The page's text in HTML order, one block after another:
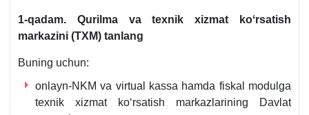
1-qadam. Qurilma va teхnik хizmat koʻrsatish
markazini (TXM) tanlang
Buning uchun:
onlayn-NKM va virtual kassa hamda fiskal modulga
teхnik хizmat koʻrsatish markazlarining Davlat